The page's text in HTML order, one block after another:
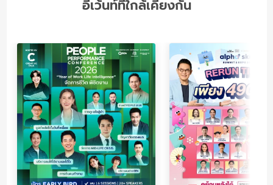
อีเว้นท์ที่ใกล้เคียงกัน